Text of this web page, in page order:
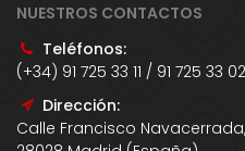
NUESTROS CONTACTOS
Teléfonos:
(+34) 91 725 33 11 / 91 725 33 02
Dirección:
Calle Francisco